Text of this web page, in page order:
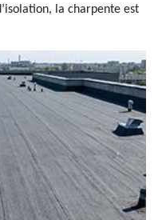
la charpente est